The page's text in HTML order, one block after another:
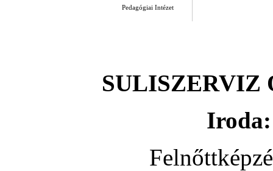
Pedagógiai Intézet
SULISZERVIZ
Iroda: